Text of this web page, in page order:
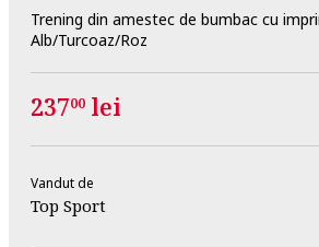
Trening din amestec de bumbac cu
Alb/Turcoaz/Roz
23700 lei
Vandut de
Top Sport